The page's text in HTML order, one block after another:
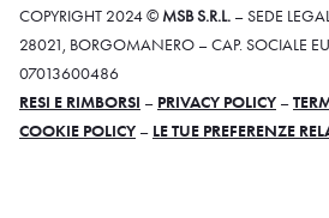
COPYRIGHT 2024 © MSB S.R.L. – SEDE
28021, BORGOMANERO – CAP. SOCIALE
07013600486
RESI E RIMBORSI – PRIVACY POLICY –
COOKIE POLICY – LE TUE PREFERENZE